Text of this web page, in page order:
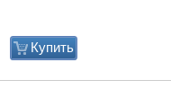
Купить